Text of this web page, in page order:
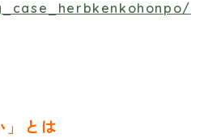
とは